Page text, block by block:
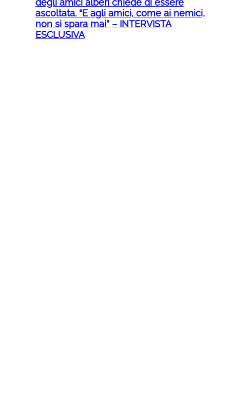
degli amici alberi chiede di essere
ascoltata. “E agli amici, come ai nemici,
non si spara mai” – INTERVISTA
ESCLUSIVA